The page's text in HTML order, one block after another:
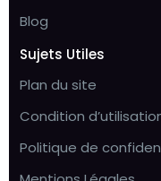
Blog
Sujets Utiles
Plan du site
Condition
Politique de